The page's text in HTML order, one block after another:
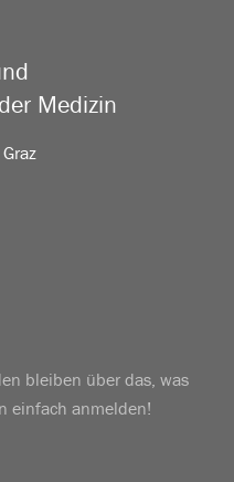
Medizin
bleiben über das, was
einfach anmelden!